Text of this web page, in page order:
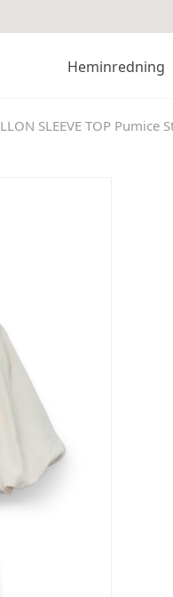
Heminredning
SLEEVE TOP Pumice